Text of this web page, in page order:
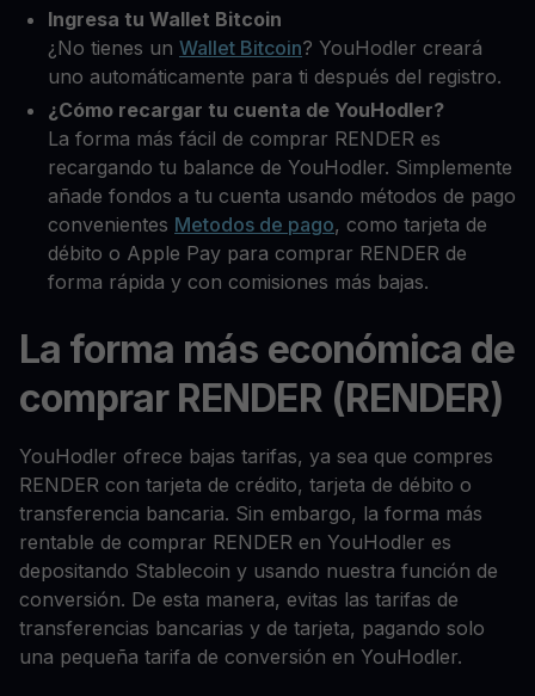
Ingresa tu Wallet Bitcoin
¿No tienes un Wallet Bitcoin? YouHodler creará
uno automáticamente para ti después del registro.
¿Cómo recargar tu cuenta de YouHodler?
La forma más fácil de comprar RENDER es
recargando tu balance de YouHodler. Simplemente
añade fondos a tu cuenta usando métodos de pago
convenientes Metodos de pago, como tarjeta de
débito o Apple Pay para comprar RENDER de
forma rápida y con comisiones más bajas.
La forma más económica de
comprar RENDER (RENDER)
YouHodler ofrece bajas tarifas, ya sea que compres
RENDER con tarjeta de crédito, tarjeta de débito o
transferencia bancaria. Sin embargo, la forma más
rentable de comprar RENDER en YouHodler es
depositando Stablecoin y usando nuestra función de
conversión. De esta manera, evitas las tarifas de
transferencias bancarias y de tarjeta, pagando solo
una pequeña tarifa de conversión en YouHodler.